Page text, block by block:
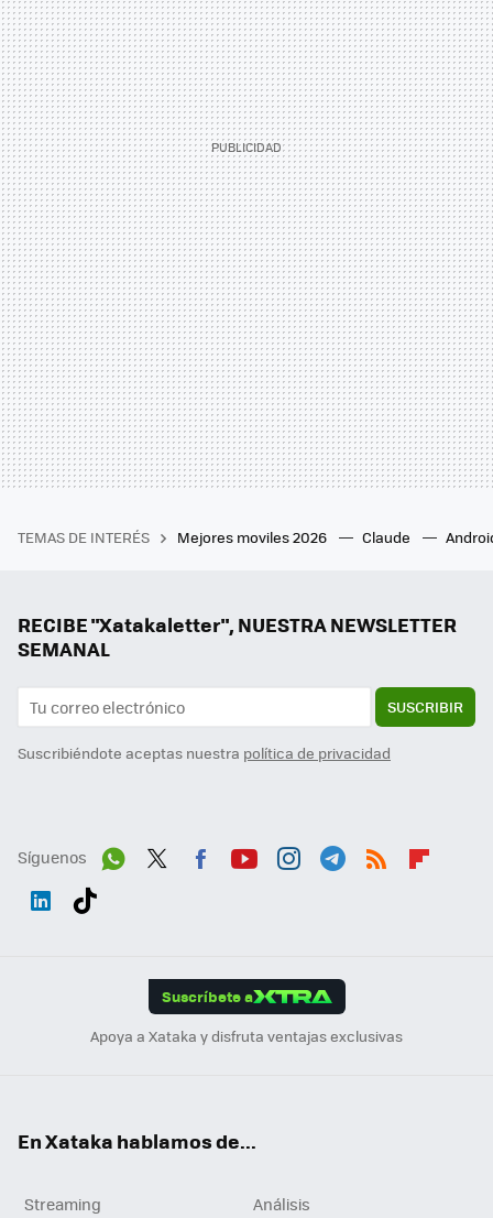
TEMAS DE INTERÉS Mejores moviles 2026 Claude
RECIBE "Xatakaletter", NUESTRA NEWSLETTER
SEMANAL
SUSCRIBIR
Suscribiéndote aceptas nuestra política de privacidad
Síguenos
Suscríbete a
Apoya a Xataka y disfruta ventajas exclusivas
En Xataka hablamos de...
Streaming
Análisis